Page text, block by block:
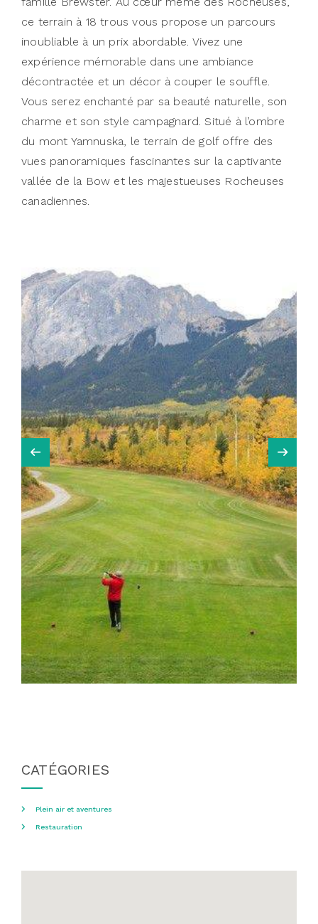
ce terrain à 18 trous vous propose un parcours
inoubliable à un prix abordable. Vivez une
expérience mémorable dans une ambiance
décontractée et un décor à couper le souffle.
Vous serez enchanté par sa beauté naturelle, son
charme et son style campagnard. Situé à l’ombre
du mont Yamnuska, le terrain de golf offre des
vues panoramiques fascinantes sur la captivante
vallée de la Bow et les majestueuses Rocheuses
canadiennes.
CATÉGORIES
Plein air et aventures
Restauration